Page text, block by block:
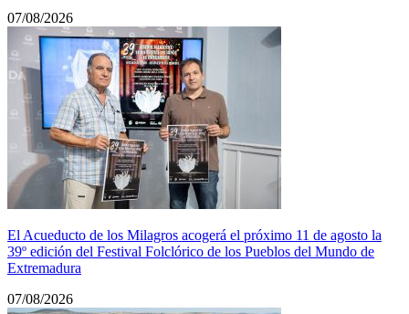
07/08/2026
El Acueducto de los Milagros acogerá el próximo 11 de agosto la
39º edición del Festival Folclórico de los Pueblos del Mundo de
Extremadura
07/08/2026